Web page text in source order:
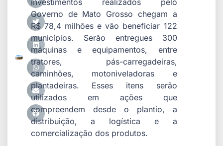
Governo de Mato Grosso chegam a
R$ 78,4 milhões e vão beneficiar 122
municípios. Serão entregues 300
máquinas e equipamentos, entre
tratores, pás-carregadeiras,
caminhões, motoniveladoras e
plantadeiras. Esses itens serão
utilizados em ações que
compreendem desde o plantio, a
distribuição, a logística e a
comercialização dos produtos.